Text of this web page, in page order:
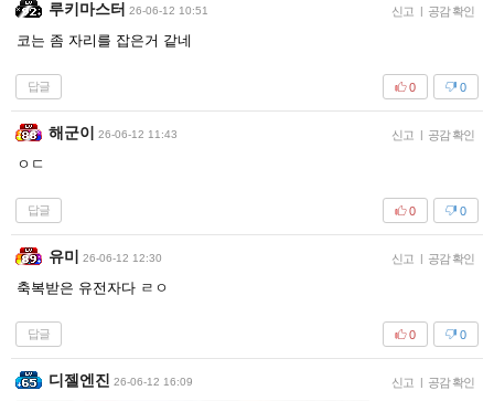
루키마스터 26-06-12 10:51 신고 | 공감 확인
코는 좀 자리를 잡은거 같네
답글 0
0
해군이 26-06-12 11:43 신고 | 공감 확인
ㅇㄷ
답글 0
0
유미 26-06-12 12:30 신고 | 공감 확인
축복받은 유전자다 ㄹㅇ
답글 0
0
디젤엔진 26-06-12 16:09 신고 | 공감 확인